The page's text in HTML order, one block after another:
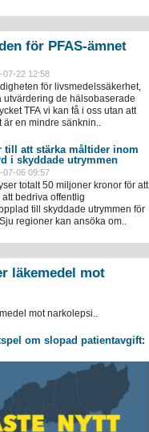
för PFAS-ämnet
07-22 12:58
för livsmedelssäkerhet,
utvärdering de hälsobaserade
TFA vi kan få i oss utan att
är en mindre sänknin..
till att stärka måltider inom
i skyddade utrymmen
07-06 09:57
totalt 50 miljoner kronor för att
bedriva offentlig
till skyddade utrymmen för
regioner kan ansöka om..
läkemedel mot
mot narkolepsi..
om slopad patientavgift: